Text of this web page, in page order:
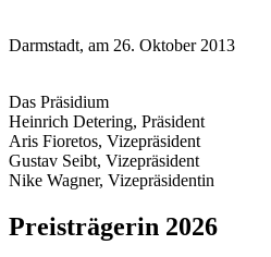
Darmstadt, am 26. Oktober 2013
Das Präsidium
Heinrich Detering, Präsident
Aris Fioretos, Vizepräsident
Gustav Seibt, Vizepräsident
Nike Wagner, Vizepräsidentin
Preisträgerin 2026